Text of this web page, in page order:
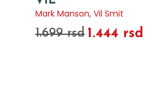
Mark Manson, Vil Smit
1.699 rsd 1.444 rsd